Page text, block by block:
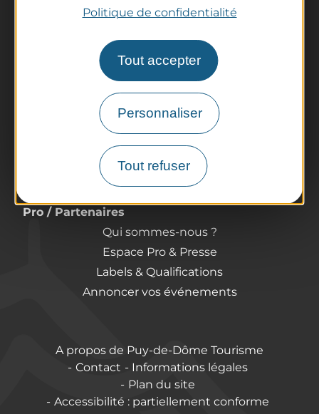
Politique de confidentialité
Tout accepter
Personnaliser
Tout refuser
La destination
L'Auvergne des Volcans
Randonnées
Tout l'agenda
Préparer son voyage
Informations pratiques
Offices de Tourisme
Comment venir ?
Pro / Partenaires
Qui sommes-nous ?
Espace Pro & Presse
Labels & Qualifications
Annoncer vos événements
A propos de Puy-de-Dôme Tourisme
Contact
Informations légales
Plan du site
Accessibilité : partiellement conforme